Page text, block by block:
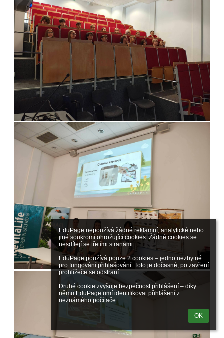
EduPage nepoužívá žádné reklamní, analytické nebo
jiné soukromí ohrožující cookies. Žádné cookies se
nesdílejí se třetími stranami.
EduPage používá pouze 2 cookies – jedno nezbytné
pro fungování přihlašování. Toto je dočasné, po zavření
prohlížeče se odstraní.
Druhé cookie zvyšuje bezpečnost přihlášení – díky
němu EduPage umí identifikovat přihlášení z
neznámého počítače.
OK